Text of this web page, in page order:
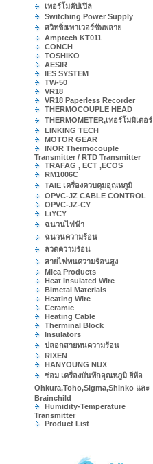
เทอร์โมคัปเปิล
Switching Power Supply
สวิทชิ่งเพาเวอร์ซัพพลาย
Amptech KT011
CONCH
TOSHIKO
AESIR
IES SYSTEM
TW-50
VR18
VR18 Paperless Recorder
THERMOCOUPLE HEAD
THERMOMETER,เทอร์โมมิเตอร์
LINKING TECH
MOTOR GEAR
INOR Thermocouple
Transmitter / RTD Transmitter
TRAFAG , ECT ,ECOS
RM1006C
TAIE เครื่องควบคุมอุณหภูมิ
OPVC-JZ CABLE CONTROL
OPVC-JZ-CY
LiYCY
ฉนวนไฟฟ้า
ฉนวนความร้อน
ลวดความร้อน
สายไฟทนความร้อนสูง
Mica Products
Heat Insulated Wire
Bimetal Materials
Heating Wire
Ceramic
Heating Cable
Therminal Block
Insulators
ปลอกสายทนความร้อน
RIXEN
HANYOUNG NUX
ซ่อม เครื่องบันทึกอุณหภูมิ ยีห้อ
Ohkura,Toho,Sigma,Shinko และ
Brainchild
Humidity-Temperature
Transmitter
Product List